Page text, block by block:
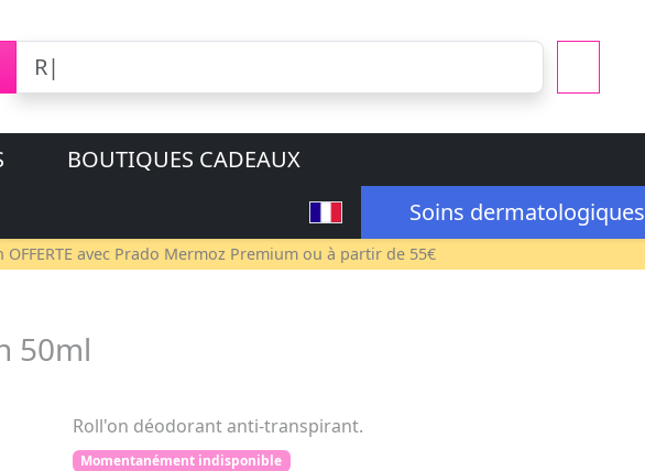
BOUTIQUES CADEAUX
Soins dermatologiques
avec Prado Mermoz Premium ou à partir de 55€
50ml
Roll'on déodorant anti-transpirant.
Momentanément indisponible